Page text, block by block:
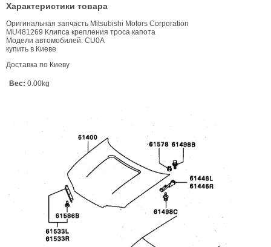
Характеристики товара
Оригинальная запчасть Mitsubishi Motors Corporation
MU481269 Клипса крепления троса капота
Модели автомобилей: CU0A
купить в Киеве
Доставка по Киеву
Вес: 0.00kg